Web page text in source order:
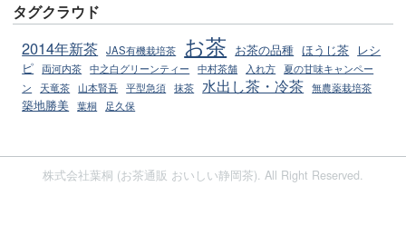
タグクラウド
2014年新茶 JAS有機栽培茶 お茶 お茶の品種 ほうじ茶
レシ
ピ 両河内茶 中之白グリーンティー 中村茶舗 入れ方 夏の甘味キャンペー
ン
天竜茶 山本賢吾 平型急須 抹茶 水出し茶・冷茶 無農薬栽培茶
築地勝美 葉桐 足久保
株式会社葉桐 (お茶通販 おいしい静岡茶). All Right Reserved.